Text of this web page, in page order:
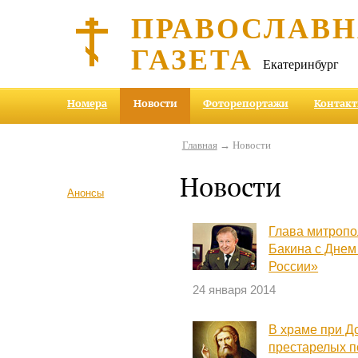
ГАЗЕТА Екатеринбург
Номера Новости Фоторепортажи
Анонсы
Главная→ Новости
Новости
Глава
Бакина с
России»
24 января 2014
В храме при
престарелых